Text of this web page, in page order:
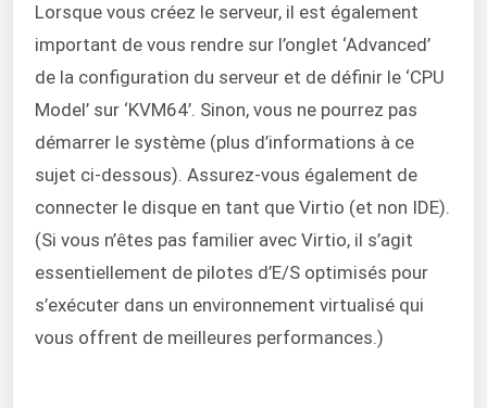
Lorsque vous créez le serveur, il est également
important de vous rendre sur l’onglet ‘Advanced’
de la configuration du serveur et de définir le ‘CPU
Model’ sur ‘KVM64’. Sinon, vous ne pourrez pas
démarrer le système (plus d’informations à ce
sujet ci-dessous). Assurez-vous également de
connecter le disque en tant que Virtio (et non IDE).
(Si vous n’êtes pas familier avec Virtio, il s’agit
essentiellement de pilotes d’E/S optimisés pour
s’exécuter dans un environnement virtualisé qui
vous offrent de meilleures performances.)